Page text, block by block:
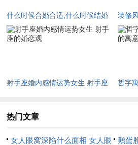
☑ 2027年4月份乔迁吉日一览表 2027
☑2027年9月份去寺庙祈福的日子
2027年阴历十二月开光吉日 2027年
什么时候合婚合适,什么时候结婚
比较合适
装修
射手座婚内感情运势女生 射手座
哲字
热门文章
女人眼窝深陷什么面相 女人眼
鹅蛋